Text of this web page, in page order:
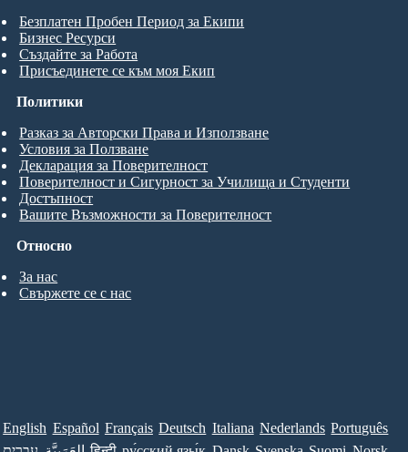
Безплатен Пробен Период за Екипи
Бизнес Ресурси
Създайте за Работа
Присъединете се към моя Екип
Относно
За нас
Свържете се с нас
Политики
Разказ за Авторски Права и Използване
Условия за Ползване
Декларация за Поверителност
Поверителност и Сигурност за Училища и Студенти
Достъпност
Вашите Възможности за Поверителност
English Español Français Deutsch Italiana Nederlands Português